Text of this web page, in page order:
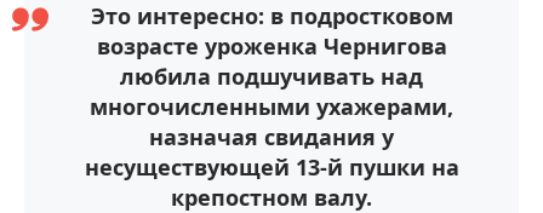
Это интересно: в подростковом
возрасте уроженка Чернигова
любила подшучивать над
многочисленными ухажерами,
назначая свидания у
несуществующей 13-й пушки на
крепостном валу.